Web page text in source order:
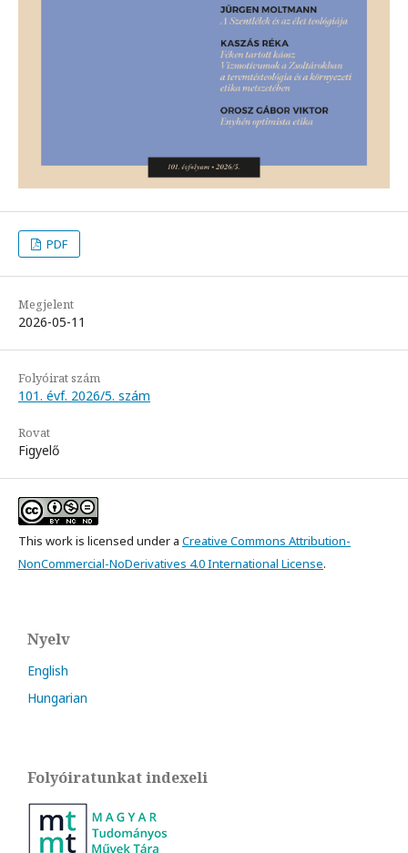
PDF
Megjelent
2026-05-11
Folyóirat szám
101. évf. 2026/5. szám
Rovat
Figyelő
This work is licensed under a Creative Commons Attribution-
NonCommercial-NoDerivatives 4.0 International License.
Nyelv
English
Hungarian
Folyóiratunkat indexeli